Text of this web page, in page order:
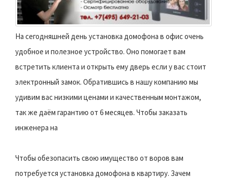
На сегодняшней день установка домофона в офис очень
удобное и полезное устройство. Оно помогает вам
встретить клиента и открыть ему дверь если у вас стоит
электронный замок. Обратившись в нашу компанию мы
удивим вас низкими ценами и качественным монтажом,
так же даём гарантию от 6 месяцев. Чтобы заказать
инженера на
Чтобы обезопасить свою имущество от воров вам
потребуется установка домофона в квартиру. Зачем